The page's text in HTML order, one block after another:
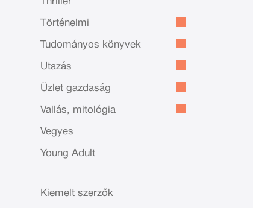
Történelmi
Tudományos könyvek
Utazás
Üzlet gazdaság
Vallás, mitológia
Vegyes
Young Adult
Kiemelt szerzők